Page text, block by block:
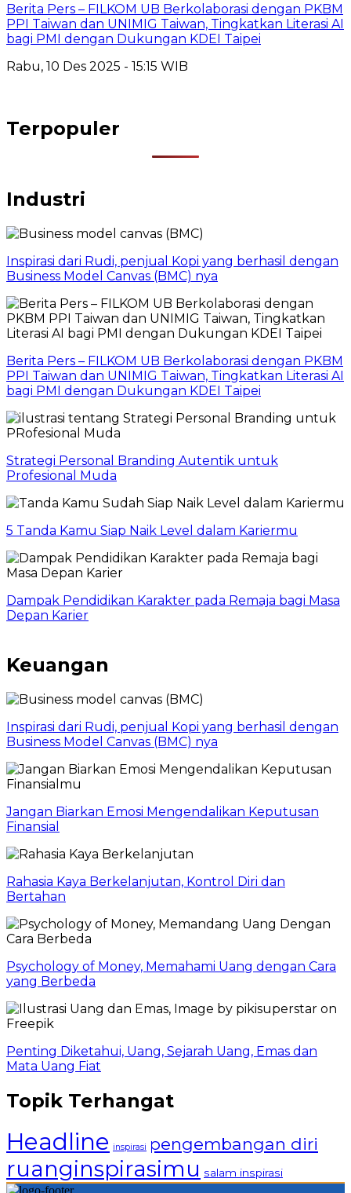
Berita Pers – FILKOM UB Berkolaborasi dengan PKBM
PPI Taiwan dan UNIMIG Taiwan, Tingkatkan Literasi AI
bagi PMI dengan Dukungan KDEI Taipei
Rabu, 10 Des 2025 - 15:15 WIB
Terpopuler
Industri
Inspirasi dari Rudi, penjual Kopi yang berhasil dengan
Business Model Canvas (BMC) nya
Berita Pers – FILKOM UB Berkolaborasi dengan PKBM
PPI Taiwan dan UNIMIG Taiwan, Tingkatkan Literasi AI
bagi PMI dengan Dukungan KDEI Taipei
Strategi Personal Branding Autentik untuk
Profesional Muda
5 Tanda Kamu Siap Naik Level dalam Kariermu
Dampak Pendidikan Karakter pada Remaja bagi Masa
Depan Karier
Keuangan
Inspirasi dari Rudi, penjual Kopi yang berhasil dengan
Business Model Canvas (BMC) nya
Jangan Biarkan Emosi Mengendalikan Keputusan
Finansial
Rahasia Kaya Berkelanjutan, Kontrol Diri dan
Bertahan
Psychology of Money, Memahami Uang dengan Cara
yang Berbeda
Penting Diketahui, Uang, Sejarah Uang, Emas dan
Mata Uang Fiat
Topik Terhangat
Headline inspirasi pengembangan diri
ruanginspirasimu salam inspirasi